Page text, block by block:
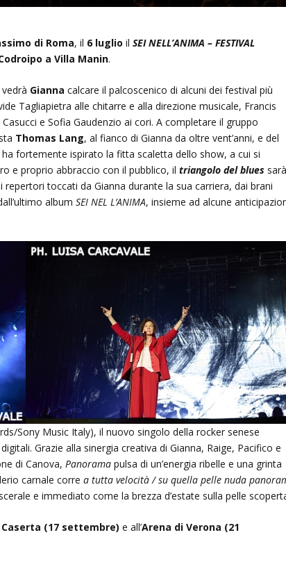
di Roma, il 6 luglio ilSEI NELL’ANIMA – FESTIVAL
a Villa Manin.
Gianna calcare il palcoscenico di alcuni dei festival più
Tagliapietra alle chitarre e alla direzione musicale, Francis
e Sofia Gaudenzio ai cori. A completare il gruppo
Thomas Lang, al fianco di Gianna da oltre vent’anni, e del
ha fortemente ispirato la fitta scaletta dello show, a cui si
e proprio abbraccio con il pubblico, iltriangolo del blues
toccati da Gianna durante la sua carriera, dai brani
albumSEI NEL L’ANIMA, insieme ad alcune
Sony Music Italy), il nuovo singolo della rocker senese
Grazie alla sinergia creativa di Gianna, Raige, Pacifico e
di Canova, Panorama pulsa di un’energia ribelle e una grinta
carnale correa tutta velocità / su quella pelle nuda
e immediato come la brezza d’estate sulla pelle
Caserta (17 settembre)e all’Arena di Verona (21